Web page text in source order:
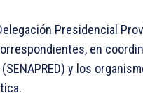
Presidencial
en
y los